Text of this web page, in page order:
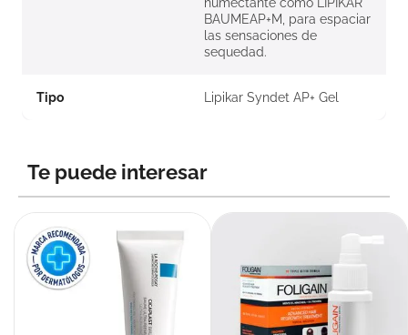
BAUMEAP+M, para espaciar
las sensaciones de
sequedad.
Tipo Lipikar Syndet AP+ Gel
Te puede interesar